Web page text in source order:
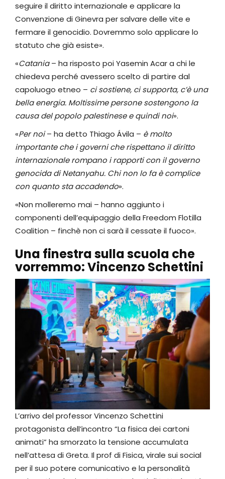
seguire il diritto internazionale e applicare la
Convenzione di Ginevra per salvare delle vite e
fermare il genocidio. Dovremmo solo applicare lo
statuto che già esiste».
«Catania– ha risposto poi Yasemin Acar a chi le
chiedeva perché avessero scelto di partire dal
capoluogo etneo – ci sostiene, ci supporta, c’è una
bella energia. Moltissime persone sostengono la
causa del popolo palestinese e quindi noi».
«Per noi– ha detto Thiago Ávila – è molto
importante che i governi che rispettano il diritto
internazionale rompano i rapporti con il governo
genocida di Netanyahu. Chi non lo fa è complice
con quanto sta accadendo».
«Non molleremo mai – hanno aggiunto i
componenti dell’equipaggio della Freedom Flotilla
Coalition – finchè non ci sarà il cessate il fuoco».
Una finestra sulla scuola che
vorremmo: Vincenzo Schettini
L’arrivo del professor Vincenzo Schettini
protagonista dell’incontro “La fisica dei cartoni
animati” ha smorzato la tensione accumulata
nell’attesa di Greta. Il prof di Fisica, virale sui social
per il suo potere comunicativo e la personalità